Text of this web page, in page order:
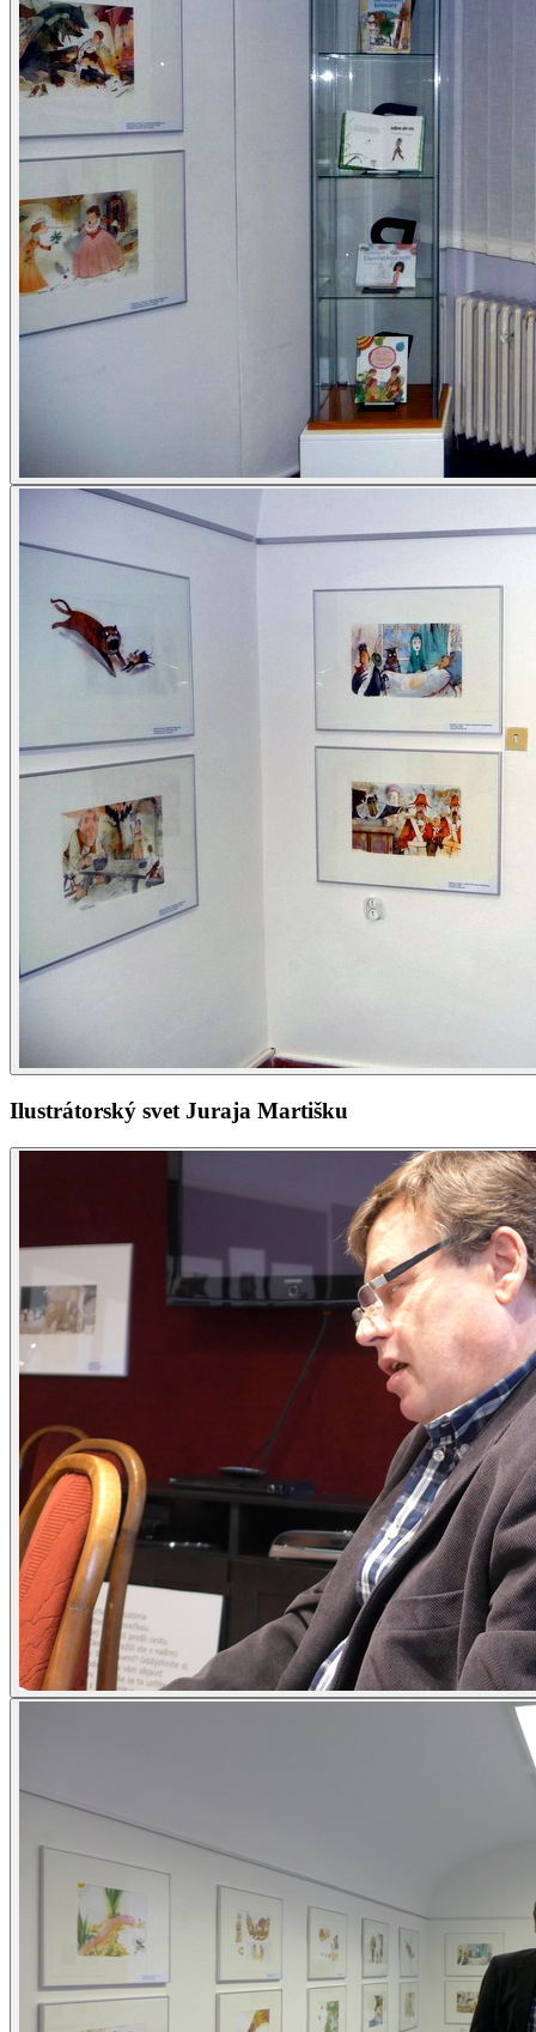
Ilustrátorský svet Juraja Martišku